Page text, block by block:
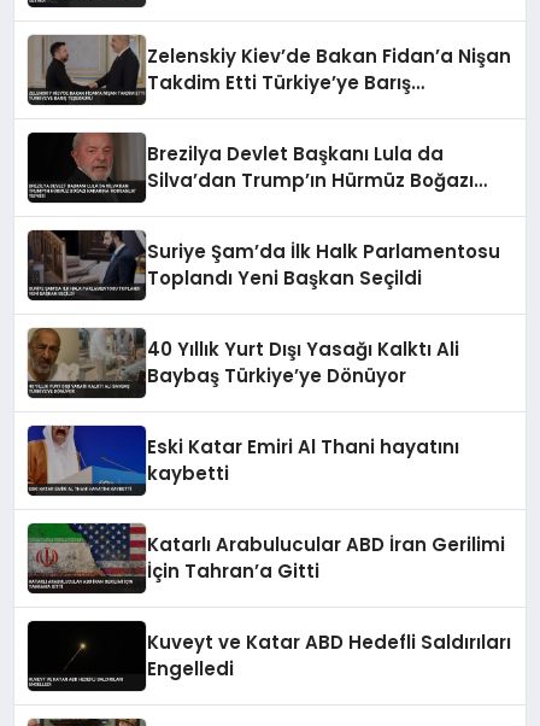
Zelenskiy Kiev’de Bakan Fidan’a Nişan
Takdim Etti Türkiye’ye Barış
Brezilya Devlet Başkanı Lula da
Silva’dan Trump’ın Hürmüz Boğazı
Suriye Şam’da İlk Halk Parlamentosu
Toplandı Yeni Başkan Seçildi
40 Yıllık Yurt Dışı Yasağı Kalktı Ali
Baybaş Türkiye’ye Dönüyor
Eski Katar Emiri Al Thani hayatını
kaybetti
Katarlı Arabulucular ABD İran Gerilimi
İçin Tahran’a Gitti
Kuveyt ve Katar ABD Hedefli Saldırıları
Engelledi